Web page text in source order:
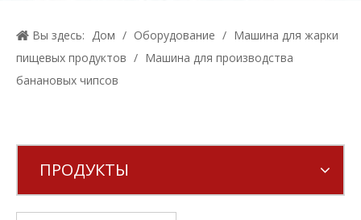
Вы здесь: Дом / Оборудование / Машина для жарки
пищевых продуктов / Машина для производства
банановых чипсов
ПРОДУКТЫ